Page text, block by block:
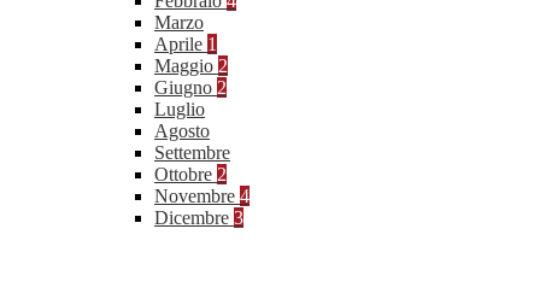
Marzo
Aprile 1
Maggio 2
Giugno 2
Luglio
Agosto
Settembre
Ottobre 2
Novembre 4
Dicembre 3